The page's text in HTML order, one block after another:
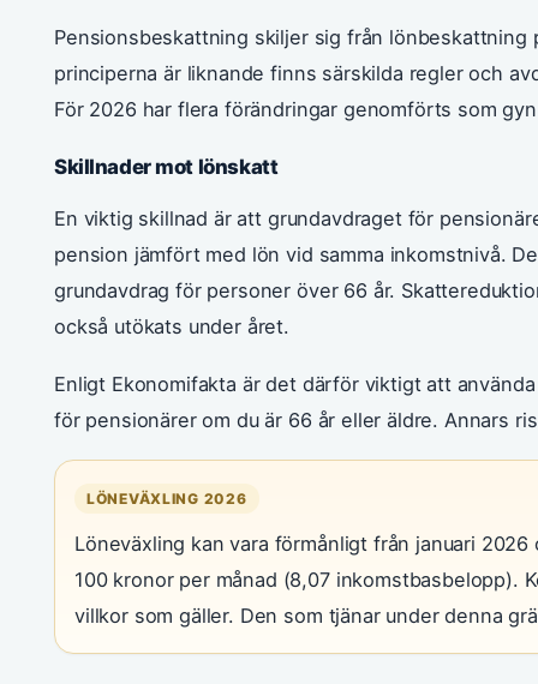
Pensionsbeskattning skiljer sig från lönbeskattning
principerna är liknande finns särskilda regler och
För 2026 har flera förändringar genomförts som
Skillnader mot lönskatt
En viktig skillnad är att grundavdraget för
pension jämfört med lön vid samma inkomstnivå.
grundavdrag för personer över 66 år.
också utökats under året.
Enligt Ekonomifakta är det därför viktigt att
för pensionärer om du är 66 år eller äldre. Annars
LÖNEVÄXLING 2026
Löneväxling kan vara förmånligt från januari
100 kronor per månad (8,07 inkomstbasbelopp).
villkor som gäller. Den som tjänar under denna